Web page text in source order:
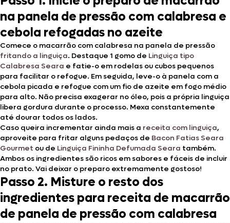
na panela de pressão com calabresa e
cebola refogadas no azeite
Comece o macarrão com calabresa na panela de pressão
fritando a linguiça. Destaque 1 gomo de Linguiça tipo
Calabresa Seara e fatie-o em rodelas ou cubos pequenos
para facilitar o refogue. Em seguida, leve-o à panela com a
cebola picada e refogue com um fio de azeite em fogo médio
para alto. Não precisa exagerar no óleo, pois a própria linguiça
libera gordura durante o processo. Mexa constantemente
até dourar todos os lados.
Caso queira incrementar ainda mais a receita com linguiça,
aproveite para fritar alguns pedaços de Bacon Fatias Seara
Gourmet ou de Linguiça Fininha Defumada Seara também.
Ambos os ingredientes são ricos em sabores e fáceis de incluir
no prato. Vai deixar o preparo extremamente gostoso!
Passo 2. Misture o resto dos
ingredientes para receita de macarrão
de panela de pressão com calabresa